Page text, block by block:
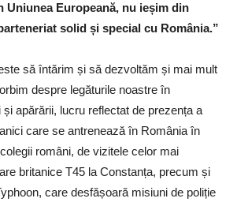
Uniunea Europeană, nu ieșim din
solid și special cu România.”
să întărim și să dezvoltăm și mai mult
despre legăturile noastre în
apărării, lucru reflectat de prezența a
care se antrenează în România în
români, de vizitele celor mai
britanice T45 la Constanța, precum și
care desfășoară misiuni de poliție